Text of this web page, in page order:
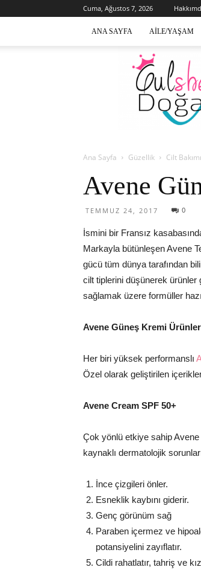
Cuma, Ağustos 7, 2026
ANA SAYFA AILE/YAŞAM
Gülsen
Doğan
Ana Sayfa Güzellik Cilt Bakımı
Avene
TEMMUZ 24, 2017 0
İsmini bir Fransız
Markayla bütünleşen Avene
gücü tüm dünya tarafından
cilt tiplerini düşünerek ürünler
sağlamak üzere formüller
Avene Güneş Kremi
Her biri yüksek performanslı
Özel olarak geliştirilen
Avene Cream SPF 50+
Çok yönlü etkiye sahip
kaynaklı dermatolojik
İnce çizgileri önler.
Esneklik kaybını giderir.
Genç görünüm sağ
Paraben içermez ve
potansiyelini zayıflatır.
Cildi rahatlatır, tahriş ve